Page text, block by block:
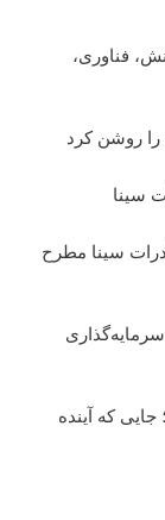
فناوری،
را روشن کرد
سینا
سینا مطرح
که آینده